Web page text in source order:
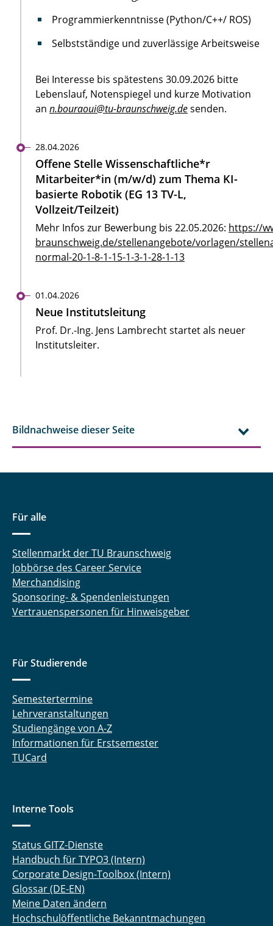
Programmierkenntnisse (Python/C++/ ROS)
Selbstständige und zuverlässige Arbeitsweise
Bei Interesse bis spätestens 30.09.2026 bitte
Lebenslauf, Notenspiegel und kurze Motivation
an n.bouraoui@tu-braunschweig.desenden.
28.04.2026
Offene Stelle Wissenschaftliche*r
Mitarbeiter*in (m/w/d) zum Thema KI-
basierte Robotik (EG 13 TV-L,
Vollzeit/Teilzeit)
Mehr Infos zur Bewerbung bis 22.05.2026: https://
braunschweig.de/stellenangebote/vorlagen/
normal-20-1-8-1-15-1-3-1-28-1-13
01.04.2026
Neue Institutsleitung
Prof. Dr.-Ing. Jens Lambrecht startet als neuer
Institutsleiter.
Bildnachweise dieser Seite
Für alle
Stellenmarkt der TU Braunschweig
Jobbörse des Career Service
Merchandising
Sponsoring- & Spendenleistungen
Vertrauenspersonen für Hinweisgeber
Für Studierende
Semestertermine
Lehrveranstaltungen
Studiengänge von A-Z
Informationen für Erstsemester
TUCard
Interne Tools
Status GITZ-Dienste
Handbuch für TYPO3 (Intern)
Corporate Design-Toolbox (Intern)
Glossar (DE-EN)
Meine Daten ändern
Hochschulöffentliche Bekanntmachungen